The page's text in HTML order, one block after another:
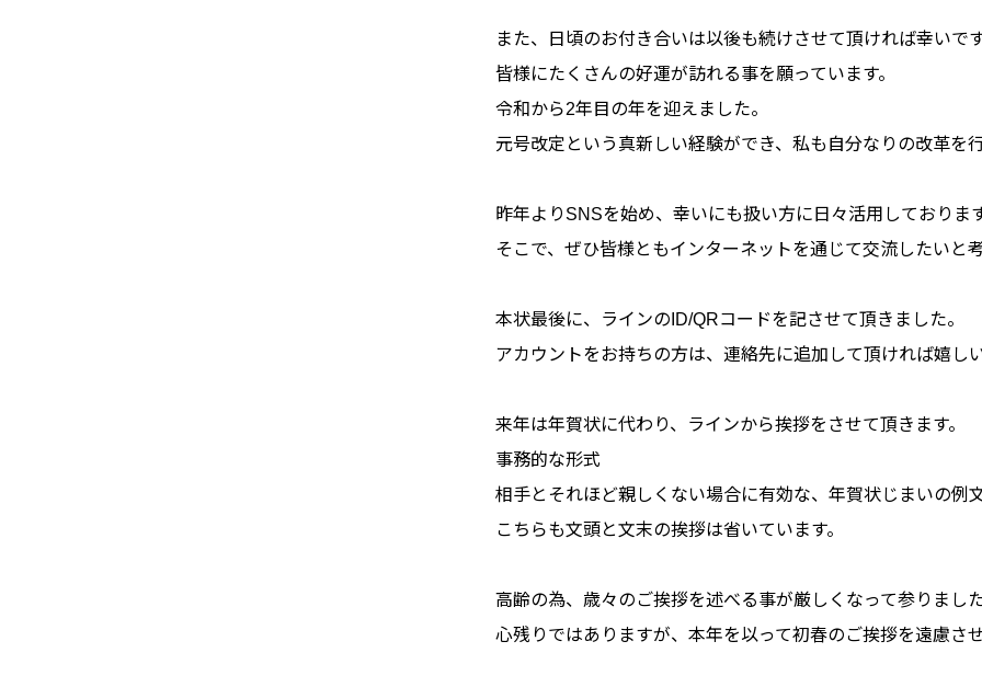
また、日頃のお付き合いは以後も続けさせて頂ければ幸いです
皆様にたくさんの好運が訪れる事を願っています。
令和から2年目の年を迎えました。
元号改定という真新しい経験ができ、私も自分なりの改革を
昨年よりSNSを始め、幸いにも扱い方に日々活用しております
そこで、ぜひ皆様ともインターネットを通じて交流したいと
本状最後に、ラインのID/QRコードを記させて頂きました。
アカウントをお持ちの方は、連絡先に追加して頂ければ嬉しい
来年は年賀状に代わり、ラインから挨拶をさせて頂きます。
事務的な形式
相手とそれほど親しくない場合に有効な、年賀状じまいの例文
こちらも文頭と文末の挨拶は省いています。
高齢の為、歳々のご挨拶を述べる事が厳しくなって参りました
心残りではありますが、本年を以って初春のご挨拶を遠慮さ